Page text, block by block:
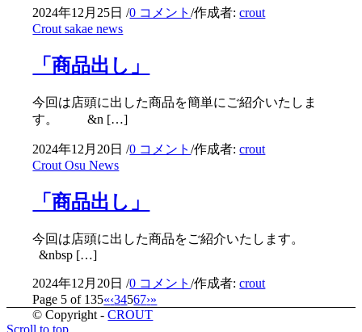
2024年12月25日 /0 コメント/作成者:crout
Crout sakae news
「商品出し」
今回は店頭に出した商品を簡単にご紹介いたしま
す。 &n […]
2024年12月20日 /0 コメント/作成者:crout
Crout Osu News
「商品出し」
今回は店頭に出した商品をご紹介いたします。
&nbsp […]
2024年12月20日 /0 コメント/作成者:crout
Page 5 of 135«‹34567›»
© Copyright -CROUT
Scroll to top